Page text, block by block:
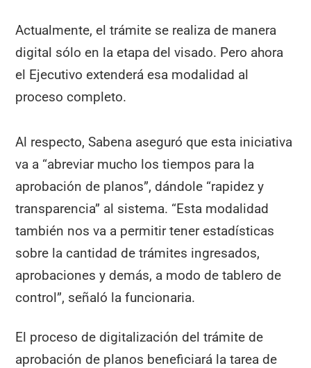
Actualmente, el trámite se realiza de manera
digital sólo en la etapa del visado. Pero ahora
el Ejecutivo extenderá esa modalidad al
proceso completo.
Al respecto, Sabena aseguró que esta iniciativa
va a “abreviar mucho los tiempos para la
aprobación de planos”, dándole “rapidez y
transparencia” al sistema. “Esta modalidad
también nos va a permitir tener estadísticas
sobre la cantidad de trámites ingresados,
aprobaciones y demás, a modo de tablero de
control”, señaló la funcionaria.
El proceso de digitalización del trámite de
aprobación de planos beneficiará la tarea de